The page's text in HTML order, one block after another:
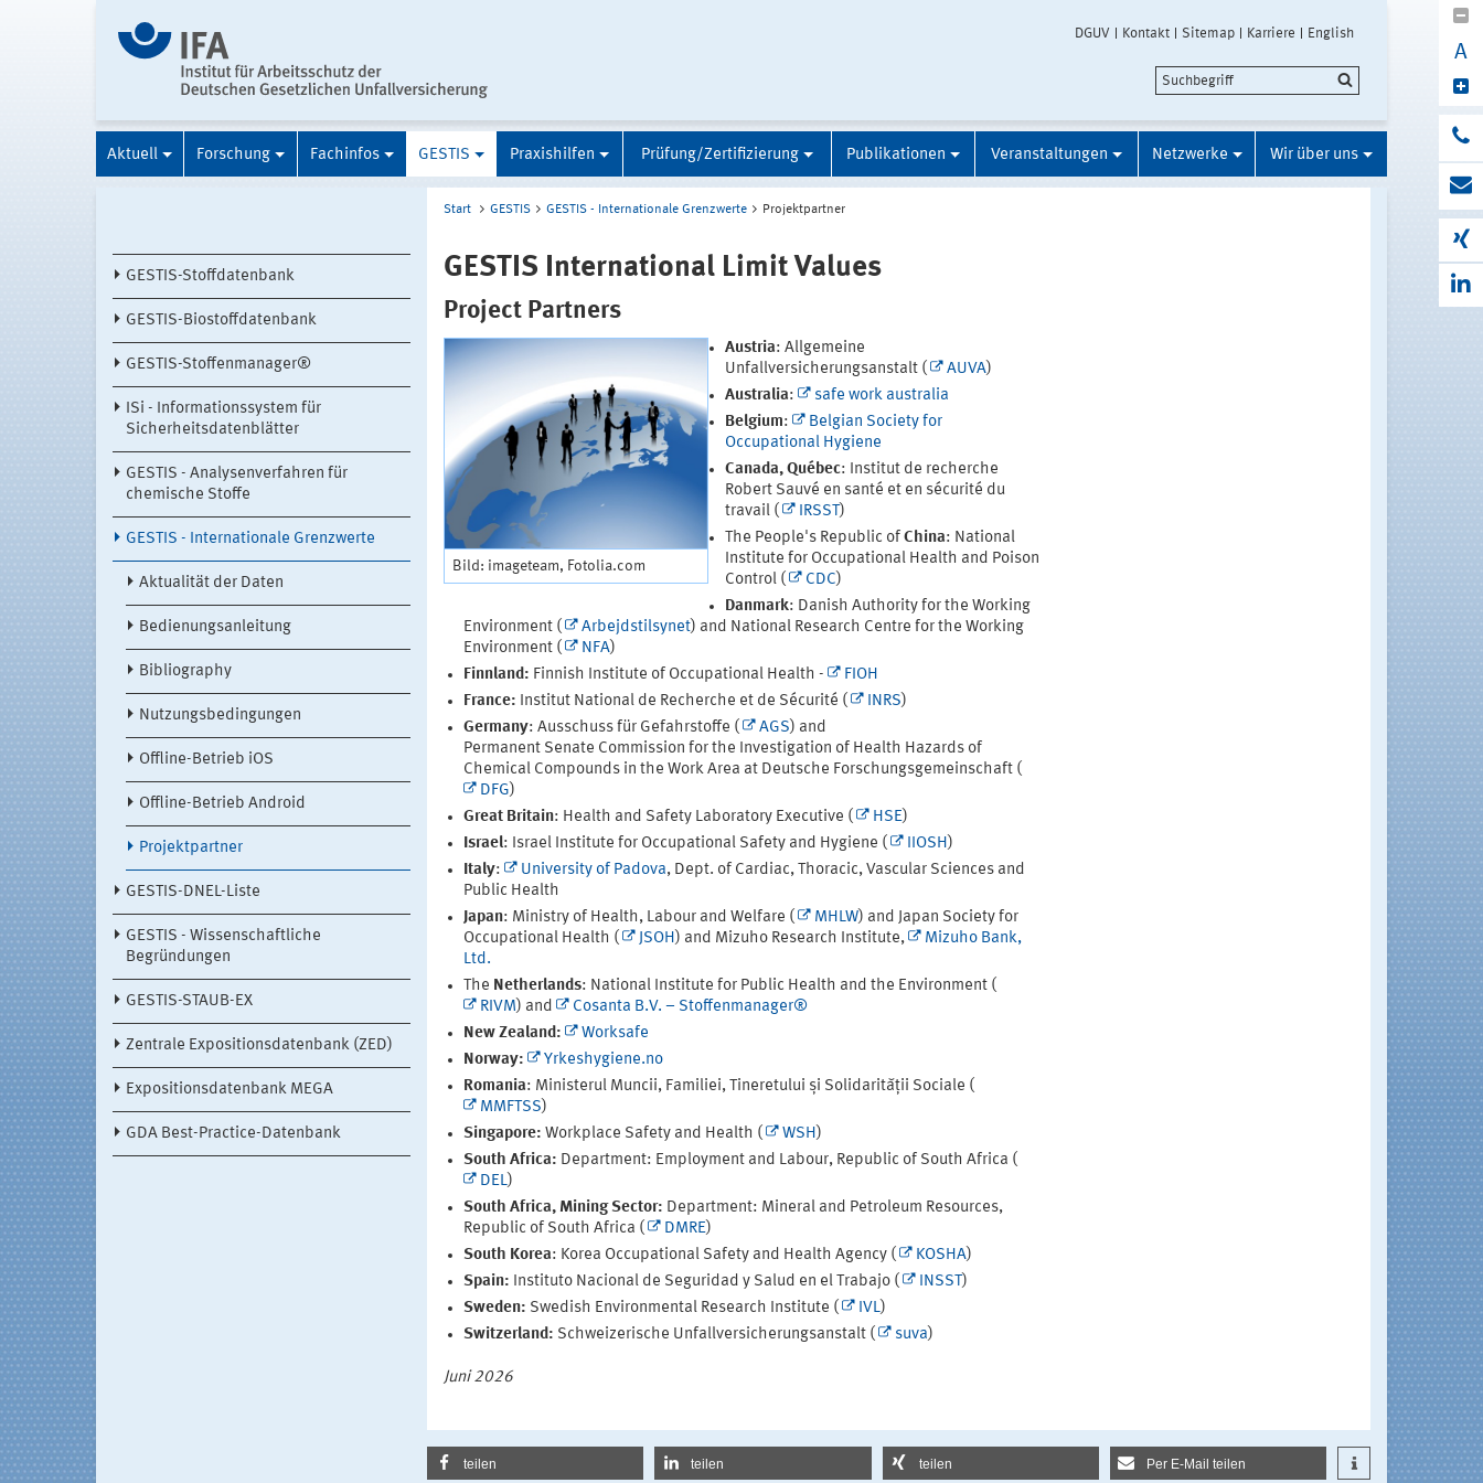
DGUV Kontakt Sitemap Karriere English
A
Aktuell Forschung Fachinfos GESTIS Praxishilfen Prüfung/Zertifizierung Publikationen Veranstaltungen Netzwerke Wir über uns
GESTIS-Stoffdatenbank
GESTIS-Biostoffdatenbank
GESTIS-Stoffenmanager®
ISi - Informationssystem für
Sicherheitsdatenblätter
GESTIS - Analysenverfahren für
chemische Stoffe
GESTIS - Internationale Grenzwerte
Aktualität der Daten
Bedienungsanleitung
Bibliography
Nutzungsbedingungen
Offline-Betrieb iOS
Offline-Betrieb Android
Projektpartner
GESTIS-DNEL-Liste
GESTIS - Wissenschaftliche
Begründungen
GESTIS-STAUB-EX
Zentrale Expositionsdatenbank (ZED)
Expositionsdatenbank MEGA
GDA Best-Practice-Datenbank
Start GESTIS GESTIS - Internationale Grenzwerte Projektpartner
GESTIS International Limit Values
Project Partners
Bild: imageteam, Fotolia.com
Austria: Allgemeine
Unfallversicherungsanstalt (
AUVA)
Australia:
safe work australia
Belgium:
Belgian Society for
Occupational Hygiene
Canada, Québec: Institut de recherche
Robert Sauvé en santé et en sécurité du
travail (
IRSST)
The People's Republic of China: National
Institute for Occupational Health and Poison
Control (
CDC)
Danmark: Danish Authority for the Working
Environment (
Arbejdstilsynet) and National Research Centre for the Working
Environment (
NFA)
Finnland: Finnish Institute of Occupational Health -
FIOH
France: Institut National de Recherche et de Sécurité ( INRS)
Germany: Ausschuss für Gefahrstoffe ( AGS) and
Permanent Senate Commission for the Investigation of Health Hazards of
Chemical Compounds in the Work Area at Deutsche Forschungsgemeinschaft (
DFG)
Great Britain: Health and Safety Laboratory Executive ( HSE)
Israel: Israel Institute for Occupational Safety and Hygiene ( IIOSH)
Italy: University of Padova, Dept. of Cardiac, Thoracic, Vascular Sciences and
Public Health
Japan: Ministry of Health, Labour and Welfare ( MHLW) and Japan Society for
Occupational Health (
JSOH) and Mizuho Research Institute,
Mizuho Bank,
Ltd.
The Netherlands: National Institute for Public Health and the Environment (
RIVM) and
Cosanta B.V. – Stoffenmanager®
New Zealand:
Worksafe
Norway:
Yrkeshygiene.no
Romania: Ministerul Muncii, Familiei, Tineretului și Solidarității Sociale (
MMFTSS)
Singapore: Workplace Safety and Health ( WSH)
South Africa: Department: Employment and Labour, Republic of South Africa (
DEL)
South Africa, Mining Sector: Department: Mineral and Petroleum Resources,
Republic of South Africa (
DMRE)
South Korea: Korea Occupational Safety and Health Agency ( KOSHA)
Spain: Instituto Nacional de Seguridad y Salud en el Trabajo ( INSST)
Sweden: Swedish Environmental Research Institute ( IVL)
Switzerland: Schweizerische Unfallversicherungsanstalt ( suva)
Juni 2026
teilen teilen teilen Per E-Mail teilen